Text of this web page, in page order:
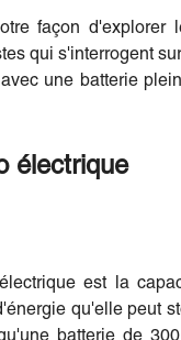
façon
qui s'interrogent
une batterie
électrique
est la
qu'elle peut
batterie de